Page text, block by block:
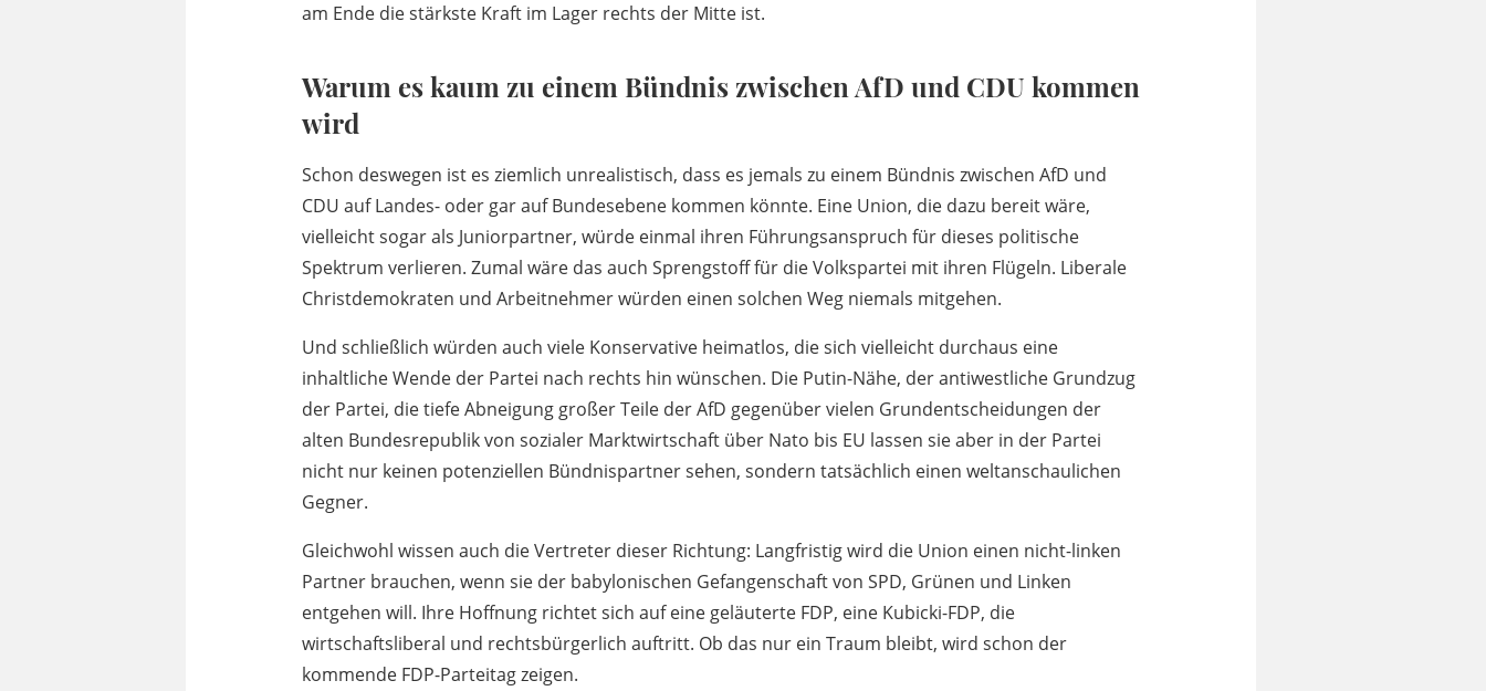
am Ende die stärkste Kraft im Lager rechts der Mitte ist.
Warum es kaum zu einem Bündnis zwischen AfD und CDU kommen
wird
Schon deswegen ist es ziemlich unrealistisch, dass es jemals zu einem Bündnis zwischen AfD und
CDU auf Landes- oder gar auf Bundesebene kommen könnte. Eine Union, die dazu bereit wäre,
vielleicht sogar als Juniorpartner, würde einmal ihren Führungsanspruch für dieses politische
Spektrum verlieren. Zumal wäre das auch Sprengstoff für die Volkspartei mit ihren Flügeln. Liberale
Christdemokraten und Arbeitnehmer würden einen solchen Weg niemals mitgehen.
Und schließlich würden auch viele Konservative heimatlos, die sich vielleicht durchaus eine
inhaltliche Wende der Partei nach rechts hin wünschen. Die Putin-Nähe, der antiwestliche Grundzug
der Partei, die tiefe Abneigung großer Teile der AfD gegenüber vielen Grundentscheidungen der
alten Bundesrepublik von sozialer Marktwirtschaft über Nato bis EU lassen sie aber in der Partei
nicht nur keinen potenziellen Bündnispartner sehen, sondern tatsächlich einen weltanschaulichen
Gegner.
Gleichwohl wissen auch die Vertreter dieser Richtung: Langfristig wird die Union einen nicht-linken
Partner brauchen, wenn sie der babylonischen Gefangenschaft von SPD, Grünen und Linken
entgehen will. Ihre Hoffnung richtet sich auf eine geläuterte FDP, eine Kubicki-FDP, die
wirtschaftsliberal und rechtsbürgerlich auftritt. Ob das nur ein Traum bleibt, wird schon der
kommende FDP-Parteitag zeigen.